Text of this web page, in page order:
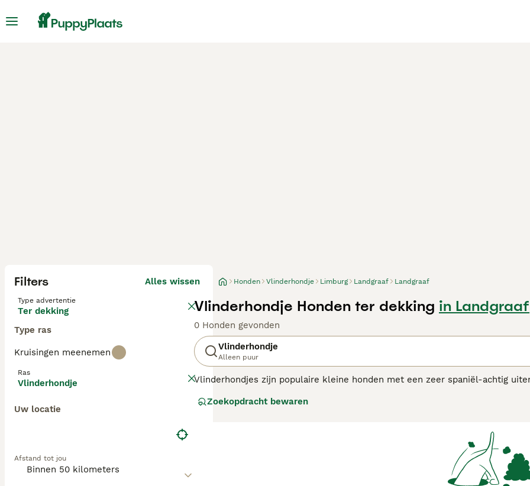
Filters Alles wissen
Type advertentie
Ter dekking
Type ras
Kruisingen meenemen
Ras
Vlinderhondje
Uw locatie
Afstand tot jou
Honden Vlinderhondje Limburg Landgraaf Landgraaf
Vlinderhondje Honden ter dekking in Landgraaf
0 Honden gevonden
Vlinderhondje
Alleen puur
Vlinderhondjes zijn populaire kleine honden met een zeer spaniël-achtig
(papillon) doen denken. De eveneens grote oren van het
Lees onze Vlinderhondjes adviespagina voor informatie over dit hondenras.
Zoekopdracht bewaren